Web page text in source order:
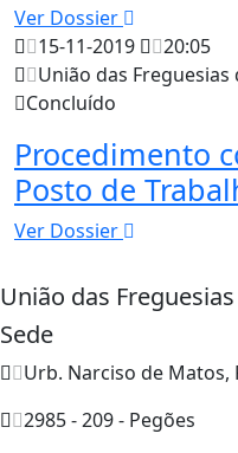
Ver Dossier
15-11-2019
20:05
União das Freguesias
Concluído
Procedimento
Posto de
Ver Dossier
União das
Sede
Urb. Narciso de Matos,
2985 - 209 - Pegões